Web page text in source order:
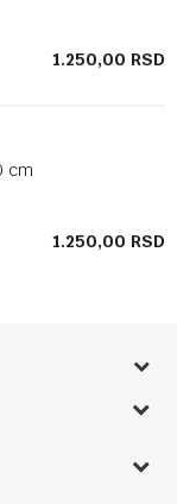
1.250,00 RSD
cm
1.250,00 RSD